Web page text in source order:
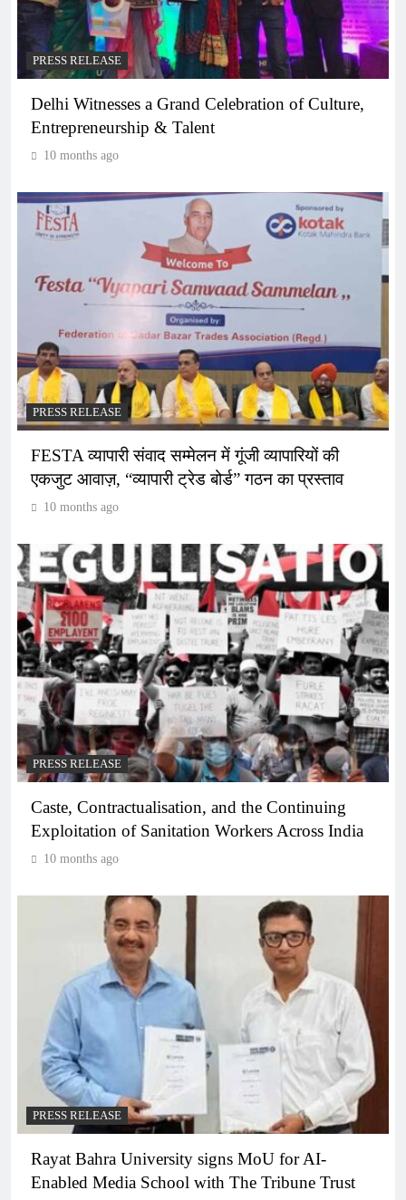
PRESS RELEASE
Delhi Witnesses a Grand Celebration of Culture,
Entrepreneurship & Talent
10 months ago
PRESS RELEASE
FESTA व्यापारी संवाद सम्मेलन में गूंजी व्यापारियों की
एकजुट आवाज़, “व्यापारी ट्रेड बोर्ड” गठन का प्रस्ताव
10 months ago
PRESS RELEASE
Caste, Contractualisation, and the Continuing
Exploitation of Sanitation Workers Across India
10 months ago
PRESS RELEASE
Rayat Bahra University signs MoU for AI-
Enabled Media School with The Tribune Trust